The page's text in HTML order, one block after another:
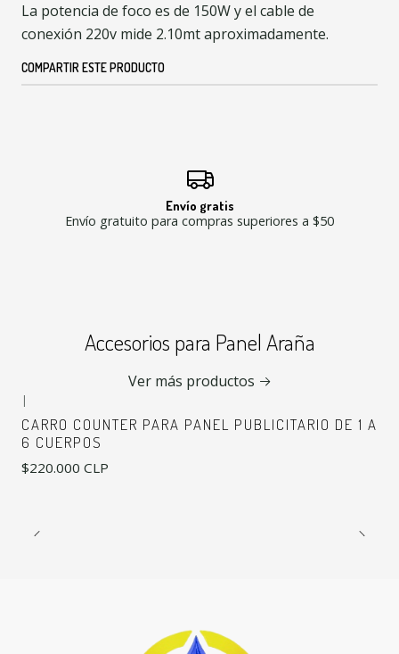
La potencia de foco es de 150W y el cable de
conexión 220v mide 2.10mt aproximadamente.
COMPARTIR ESTE PRODUCTO
Envío gratis
Envío gratuito para compras superiores a $50
Accesorios para Panel Araña
Ver más productos
|
CARRO COUNTER PARA PANEL PUBLICITARIO DE 1 A
6 CUERPOS
$220.000 CLP